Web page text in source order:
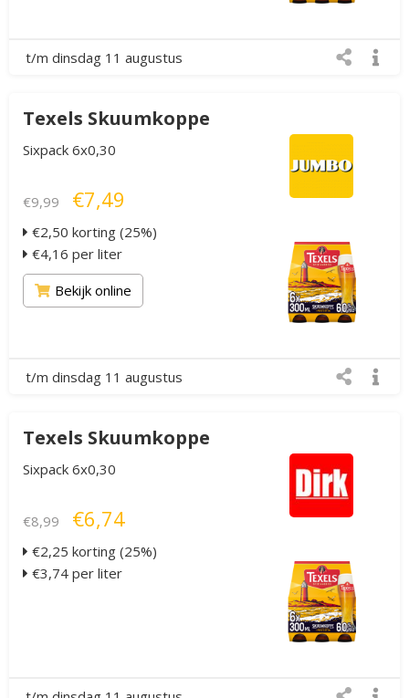
t/m dinsdag 11 augustus
Texels Skuumkoppe
Sixpack 6x0,30
€9,99 €7,49
€2,50 korting (25%)
€4,16 per liter
Bekijk online
t/m dinsdag 11 augustus
Texels Skuumkoppe
Sixpack 6x0,30
€8,99 €6,74
€2,25 korting (25%)
€3,74 per liter